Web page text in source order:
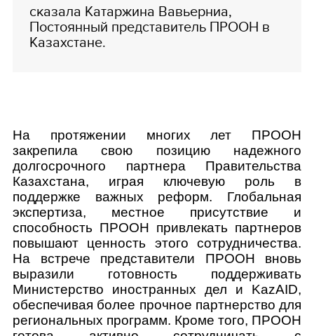
сказала Катаржина Вавьерниа,
Постоянный представитель ПРООН в
Казахстане.
На протяжении многих лет ПРООН
закрепила свою позицию надежного
долгосрочного партнера Правительства
Казахстана, играя ключевую роль в
поддержке важных реформ. Глобальная
экспертиза, местное присутствие и
способность ПРООН привлекать партнеров
повышают ценность этого сотрудничества.
На встрече представители ПРООН вновь
выразили готовность поддерживать
Министерство иностранных дел и KazAID,
обеспечивая более прочное партнерство для
региональных программ. Кроме того, ПРООН